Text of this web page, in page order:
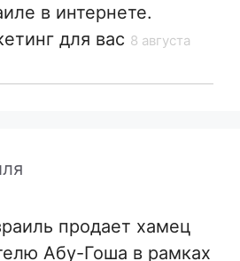
в интернете.
для вас 8 августа
продает хамец
Абу-Гоша в рамках